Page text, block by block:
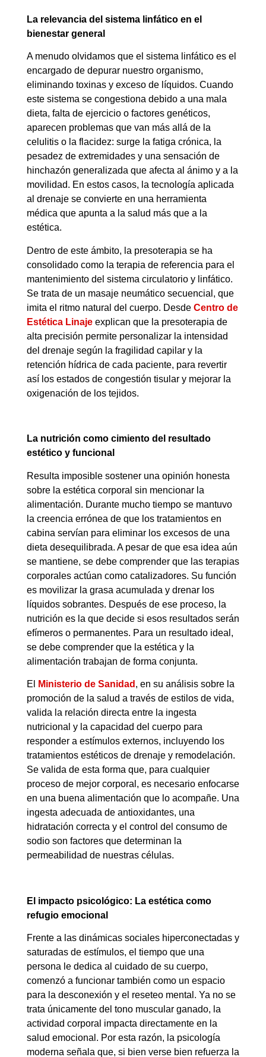
La relevancia del sistema linfático en el
bienestar general
A menudo olvidamos que el sistema linfático es el
encargado de depurar nuestro organismo,
eliminando toxinas y exceso de líquidos. Cuando
este sistema se congestiona debido a una mala
dieta, falta de ejercicio o factores genéticos,
aparecen problemas que van más allá de la
celulitis o la flacidez: surge la fatiga crónica, la
pesadez de extremidades y una sensación de
hinchazón generalizada que afecta al ánimo y a la
movilidad. En estos casos, la tecnología aplicada
al drenaje se convierte en una herramienta
médica que apunta a la salud más que a la
estética.
Dentro de este ámbito, la presoterapia se ha
consolidado como la terapia de referencia para el
mantenimiento del sistema circulatorio y linfático.
Se trata de un masaje neumático secuencial, que
imita el ritmo natural del cuerpo. Desde Centro de
Estética Linajeexplican que la presoterapia de
alta precisión permite personalizar la intensidad
del drenaje según la fragilidad capilar y la
retención hídrica de cada paciente, para revertir
así los estados de congestión tisular y mejorar la
oxigenación de los tejidos.
La nutrición como cimiento del resultado
estético y funcional
Resulta imposible sostener una opinión honesta
sobre la estética corporal sin mencionar la
alimentación. Durante mucho tiempo se mantuvo
la creencia errónea de que los tratamientos en
cabina servían para eliminar los excesos de una
dieta desequilibrada. A pesar de que esa idea aún
se mantiene, se debe comprender que las terapias
corporales actúan como catalizadores. Su función
es movilizar la grasa acumulada y drenar los
líquidos sobrantes. Después de ese proceso, la
nutrición es la que decide si esos resultados serán
efímeros o permanentes. Para un resultado ideal,
se debe comprender que la estética y la
alimentación trabajan de forma conjunta.
El Ministerio de Sanidad , en su análisis sobre la
promoción de la salud a través de estilos de vida,
valida la relación directa entre la ingesta
nutricional y la capacidad del cuerpo para
responder a estímulos externos, incluyendo los
tratamientos estéticos de drenaje y remodelación.
Se valida de esta forma que, para cualquier
proceso de mejor corporal, es necesario enfocarse
en una buena alimentación que lo acompañe. Una
ingesta adecuada de antioxidantes, una
hidratación correcta y el control del consumo de
sodio son factores que determinan la
permeabilidad de nuestras células.
El impacto psicológico: La estética como
refugio emocional
Frente a las dinámicas sociales hiperconectadas y
saturadas de estímulos, el tiempo que una
persona le dedica al cuidado de su cuerpo,
comenzó a funcionar también como un espacio
para la desconexión y el reseteo mental. Ya no se
trata únicamente del tono muscular ganado, la
actividad corporal impacta directamente en la
salud emocional. Por esta razón, la psicología
moderna señala que, si bien verse bien refuerza la